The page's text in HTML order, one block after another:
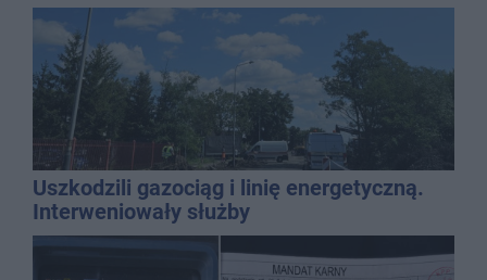
Uszkodzili gazociąg i linię energetyczną.
Interweniowały służby